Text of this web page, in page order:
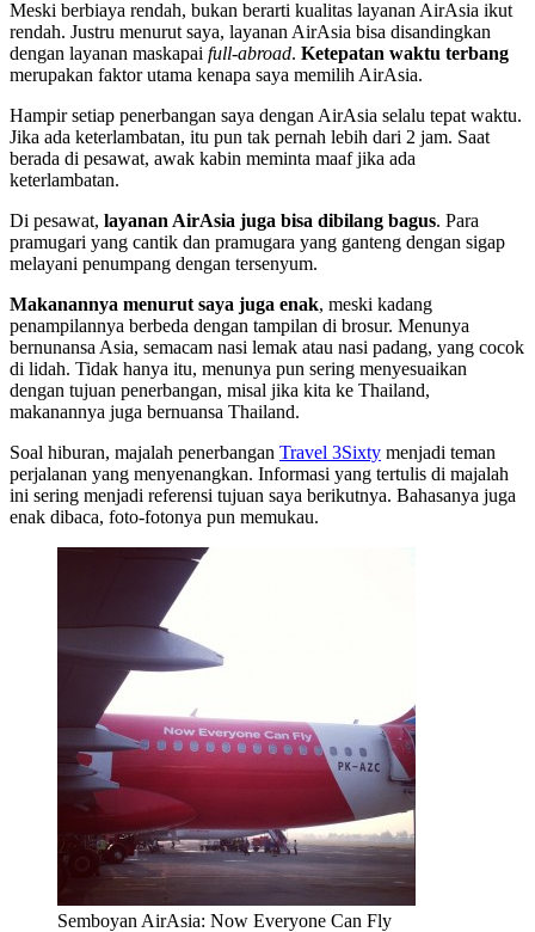
Meski berbiaya rendah, bukan berarti kualitas layanan AirAsia ikut
rendah. Justru menurut saya, layanan AirAsia bisa disandingkan
dengan layanan maskapai full-abroad. Ketepatan waktu terbang
merupakan faktor utama kenapa saya memilih AirAsia.
Hampir setiap penerbangan saya dengan AirAsia selalu tepat waktu.
Jika ada keterlambatan, itu pun tak pernah lebih dari 2 jam. Saat
berada di pesawat, awak kabin meminta maaf jika ada
keterlambatan.
Di pesawat, layanan AirAsia juga bisa dibilang bagus. Para
pramugari yang cantik dan pramugara yang ganteng dengan sigap
melayani penumpang dengan tersenyum.
Makanannya menurut saya juga enak, meski kadang
penampilannya berbeda dengan tampilan di brosur. Menunya
bernunansa Asia, semacam nasi lemak atau nasi padang, yang cocok
di lidah. Tidak hanya itu, menunya pun sering menyesuaikan
dengan tujuan penerbangan, misal jika kita ke Thailand,
makanannya juga bernuansa Thailand.
Soal hiburan, majalah penerbangan Travel 3Sixty menjadi teman
perjalanan yang menyenangkan. Informasi yang tertulis di majalah
ini sering menjadi referensi tujuan saya berikutnya. Bahasanya juga
enak dibaca, foto-fotonya pun memukau.
Semboyan AirAsia: Now Everyone Can Fly